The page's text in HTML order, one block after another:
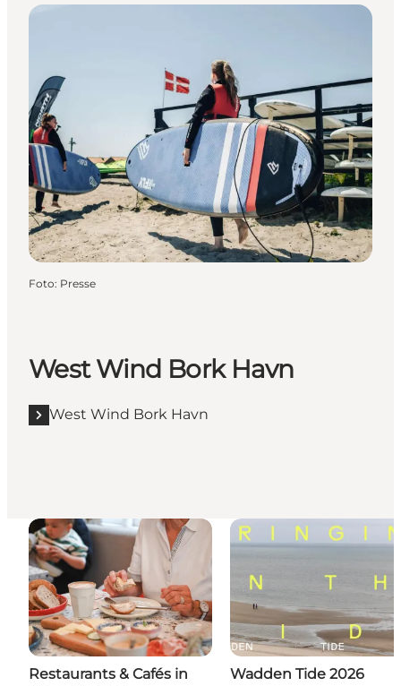
Foto: Presse
West Wind Bork Havn
West Wind Bork Havn
Restaurants & Cafés in
Wadden Tide 2026